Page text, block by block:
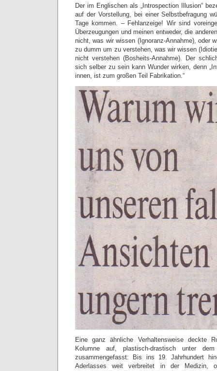
Der im Englischen als „Introspection Illusion“
auf der Vorstellung, bei einer Selbstbefragung
Tage kommen. – Fehlanzeige! Wir sind
Überzeugungen und meinen entweder, die
nicht, was wir wissen (Ignoranz-Annahme), oder
zu dumm um zu verstehen, was wir wissen
nicht verstehen (Bosheits-Annahme). Der
sich selber zu sein kann Wunder wirken, denn
innen, ist zum großen Teil Fabrikation.“
Eine ganz ähnliche Verhaltensweise deckte
Kolumne auf, plastisch-drastisch unter dem
zusammengefasst: Bis ins 19. Jahrhundert
Aderlasses weit verbreitet in der Medizin,